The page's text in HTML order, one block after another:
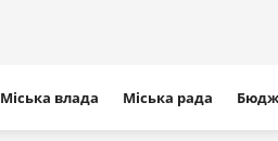
Міська влада Міська рада